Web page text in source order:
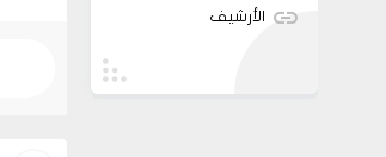
الأرشيف